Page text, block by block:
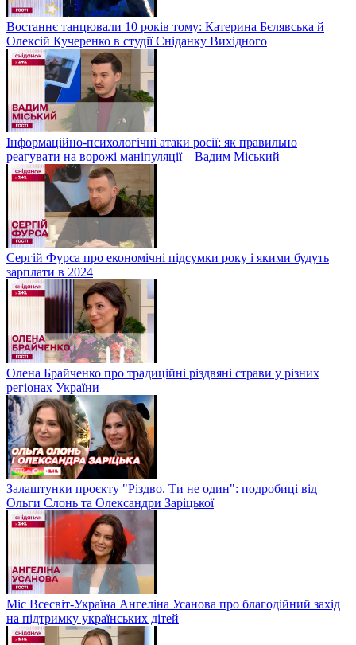
Востаннє танцювали 10 років тому: Катерина Бєлявська й
Олексій Кучеренко в студії Сніданку Вихідного
Інформаційно-психологічні атаки росії: як правильно
реагувати на ворожі маніпуляції – Вадим Міський
Сергій Фурса про економічні підсумки року і якими будуть
зарплати в 2024
Олена Брайченко про традиційні різдвяні страви у різних
регіонах України
Залаштунки проєкту "Різдво. Ти не один": подробиці від
Ольги Слонь та Олександри Заріцької
Міс Всесвіт-Україна Ангеліна Усанова про благодійний захід
на підтримку українських дітей